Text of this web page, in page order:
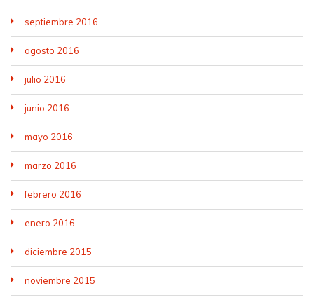
septiembre 2016
agosto 2016
julio 2016
junio 2016
mayo 2016
marzo 2016
febrero 2016
enero 2016
diciembre 2015
noviembre 2015